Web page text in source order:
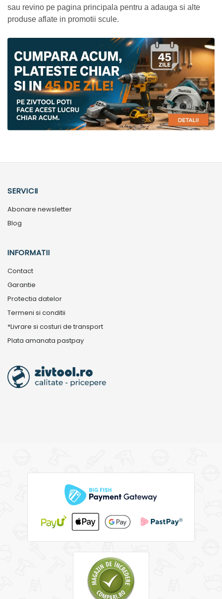
sau revino pe pagina principala pentru a adauga si alte
produse aflate in promotii scule.
SERVICII
Abonare newsletter
Blog
INFORMATII
Contact
Garantie
Protectia datelor
Termeni si conditii
*Livrare si costuri de transport
Plata amanata pastpay